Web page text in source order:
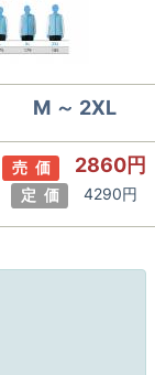
M ～ 2XL
売 価 2860円
定 価 4290円